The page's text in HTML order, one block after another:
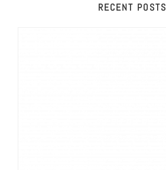
RECENT POSTS